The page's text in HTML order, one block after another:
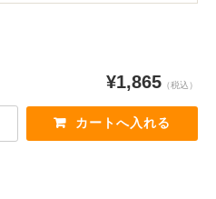
¥1,865 （税込）